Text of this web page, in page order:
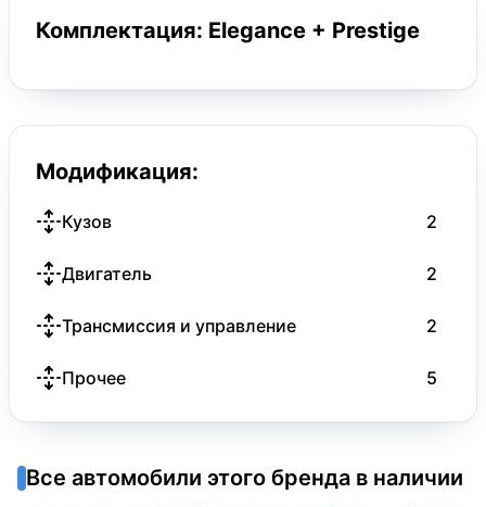
Комплектация: Elegance + Prestige
Модификация:
Кузов 2
Двигатель 2
Трансмиссия и управление 2
Прочее 5
Все автомобили этого бренда в наличии